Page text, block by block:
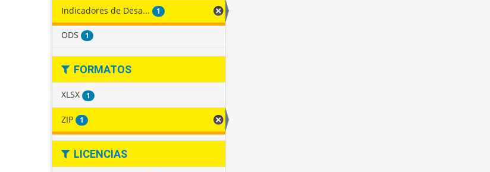
Indicadores de Desa... 1
ODS 1
FORMATOS
XLSX 1
ZIP 1
LICENCIAS